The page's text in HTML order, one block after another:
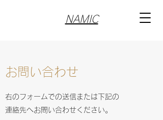
NAMIC
​お問い合わせ
右のフォームでの送信または下記の
連絡先へお問い合わせください。